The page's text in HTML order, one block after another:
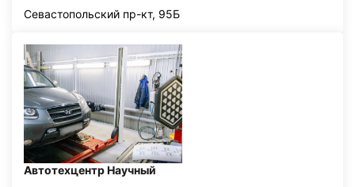
Севастопольский пр-кт, 95Б
Автотехцентр Научный